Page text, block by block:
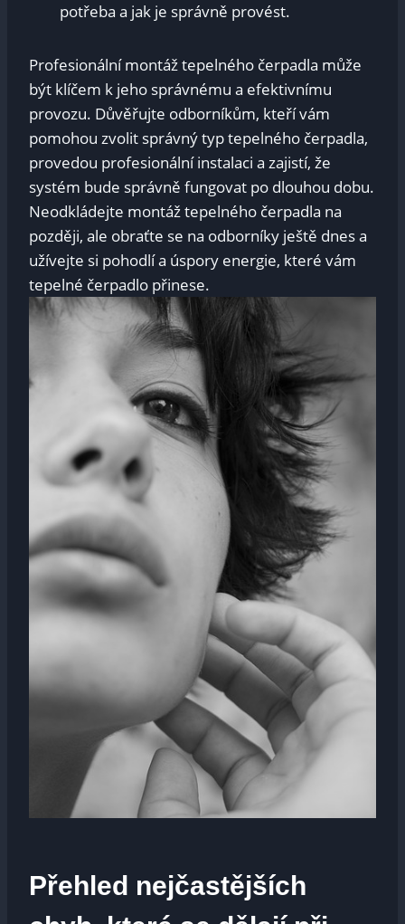
potřeba a jak je správně provést.
Profesionální montáž tepelného čerpadla může
být klíčem k jeho správnému a efektivnímu
provozu. Důvěřujte odborníkům, kteří vám
pomohou zvolit správný typ tepelného čerpadla,
provedou profesionální instalaci a zajistí, že
systém bude správně fungovat po dlouhou dobu.
Neodkládejte montáž tepelného čerpadla na
později, ale obraťte se na odborníky ještě dnes a
užívejte si pohodlí a úspory energie, které vám
tepelné čerpadlo přinese.
Přehled nejčastějších